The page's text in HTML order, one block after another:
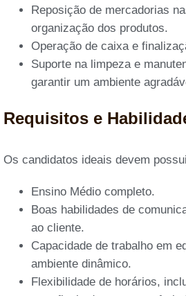
Reposição de mercadorias
organização dos produtos.
Operação de caixa e
Suporte na limpeza e
garantir um ambiente
Requisitos e
Os candidatos ideais devem
Ensino Médio completo.
Boas habilidades de
ao cliente.
Capacidade de trabalho em
ambiente dinâmico.
Flexibilidade de horários,